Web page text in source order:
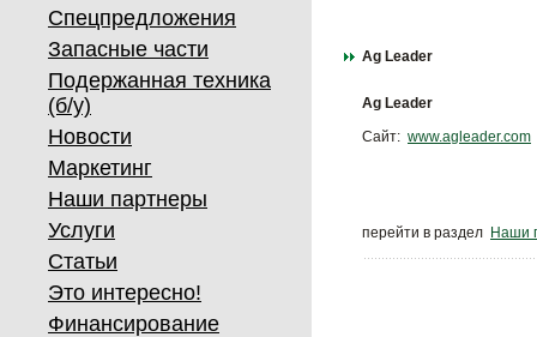
Спецпредложения
Запасные части
Подержанная техника
(б/у)
Новости
Маркетинг
Наши партнеры
Услуги
Статьи
Это интересно!
Финансирование
Ag Leader
Ag Leader
Сайт: www.agleader.com
перейти в раздел Наши